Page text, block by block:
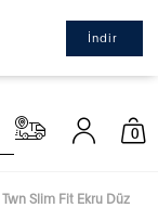
İndir
0
Twn Slim Fit Ekru Düz